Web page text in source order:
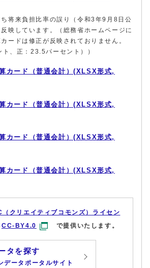
将来負担比率の誤り（令和3年9月8日公
映しています。（総務省ホームページに
ードは修正が反映されておりません。
ト、正：23.5パーセント））
カード（普通会計）(XLSX形式,
カード（普通会計）(XLSX形式,
カード（普通会計）(XLSX形式,
カード（普通会計）(XLSX形式,
（クリエイティブコモンズ）ライセン
CC-BY4.0 で提供いたします。
タを探す
データポータルサイト